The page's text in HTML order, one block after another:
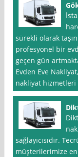
sürekli olarak
profesyonel bir
geçen gün
Evden Eve
nakliyat hizmetleri
sağlayıcısıdır.
müşterilerimize